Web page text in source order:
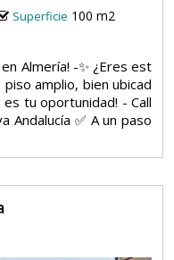
Superficie 100 m2
Almería! -✨ ¿Eres est
amplio, bien ubicad
tu oportunidad! - Call
Andalucía ✅ A un paso